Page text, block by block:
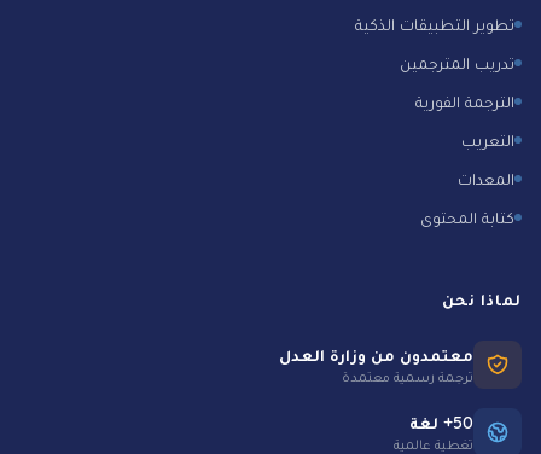
تطوير التطبيقات الذكية
تدريب المترجمين
الترجمة الفورية
التعريب
المعدات
كتابة المحتوى
لماذا نحن
معتمدون من وزارة العدل
ترجمة رسمية معتمدة
50+ لغة
تغطية عالمية